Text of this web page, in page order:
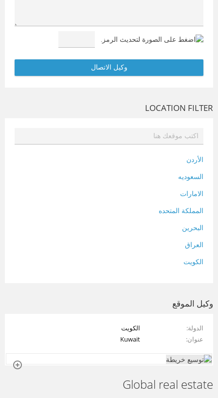
LOCATION FILTER
الأردن
السعوديه
الامارات
المملكة المتحده
البحرين
العراق
الكويت
فلسطين
سوريا
تونس
وكيل الموقع
الدولة
الكويت
عنوان
Kuwait
Global real estate